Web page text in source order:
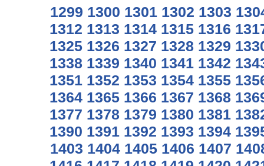
1299 1300 1301 1302 1303
1312 1313 1314 1315 1316
1325 1326 1327 1328 1329
1338 1339 1340 1341 1342
1351 1352 1353 1354 1355
1364 1365 1366 1367 1368
1377 1378 1379 1380 1381
1390 1391 1392 1393 1394
1403 1404 1405 1406 1407